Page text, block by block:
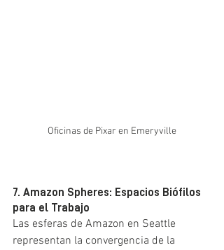
Oficinas de Pixar en Emeryville
7. Amazon Spheres: Espacios Biófilos
para el Trabajo
Las esferas de Amazon en Seattle
representan la convergencia de la